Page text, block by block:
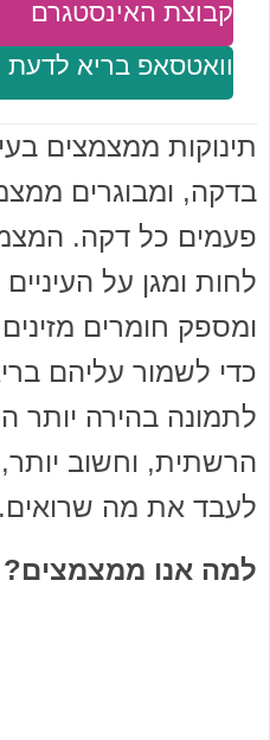
וואטסאפ בריא לדעת
קבוצת האינסטגרם
תינוקות ממצמצים
פעמים כל דקה.
לחות ומגן על
ומספק חומרים
כדי לשמור עליהם
לתמונה בהירה יותר
הרשתית, וחשוב
לעבד את מה שרואים.
למה אנו ממצמצים?